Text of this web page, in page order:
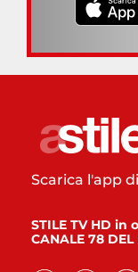
Scarica l'app
STILE TV HD in
CANALE 78 DEL